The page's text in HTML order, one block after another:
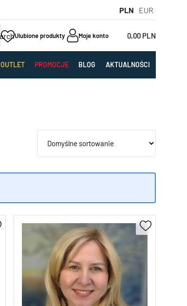
PLN EUR
Ulubione produkty Moje konto 0,00 PLN
OUTLET PROMOCJE BLOG AKTUALNOŚCI